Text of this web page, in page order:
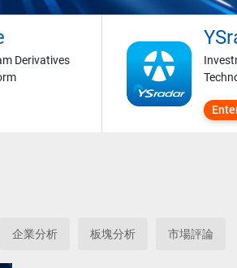
Derivatives
企業分析 板塊分析 市場評論